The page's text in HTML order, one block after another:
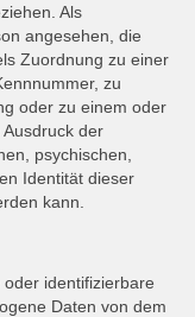
Als
angesehen, die
Zuordnung zu einer
zu
oder zu einem oder
der
psychischen,
Identität dieser
kann.
identifizierbare
Daten von dem